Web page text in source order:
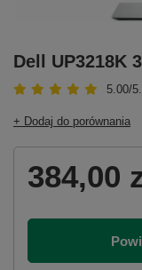
Dell UP3218K
5.00/
+ Dodaj do porównania
384,00